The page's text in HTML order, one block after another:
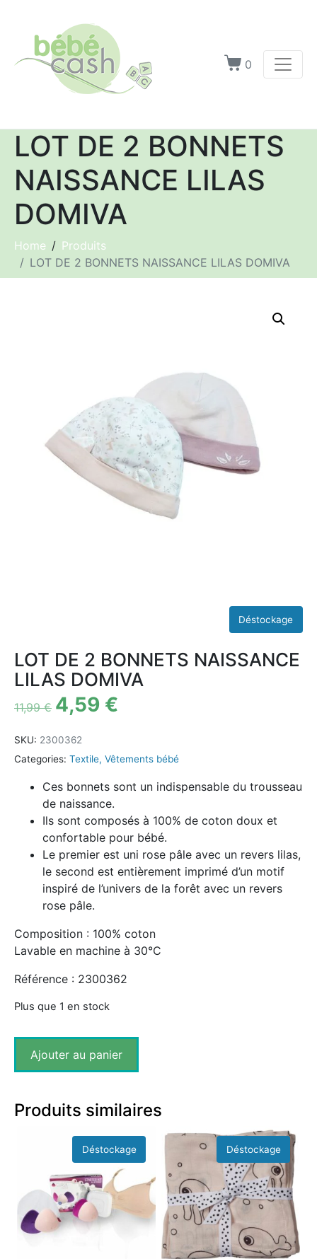
0
LOT DE 2 BONNETS
NAISSANCE LILAS
DOMIVA
Home
Produits
LOT DE 2 BONNETS NAISSANCE LILAS DOMIVA
LOT DE 2 BONNETS NAISSANCE
LILAS DOMIVA
11,99€ 4,59 €
SKU: 2300362
Categories: Textile, Vêtements bébé
Ces bonnets sont un indispensable du trousseau
de naissance.
Ils sont composés à 100% de coton doux et
confortable pour bébé.
Le premier est uni rose pâle avec un revers lilas,
le second est entièrement imprimé d’un motif
inspiré de l’univers de la forêt avec un revers
rose pâle.
Composition : 100% coton
Lavable en machine à 30°C
Référence : 2300362
Plus que 1 en stock
Ajouter au panier
Produits similaires